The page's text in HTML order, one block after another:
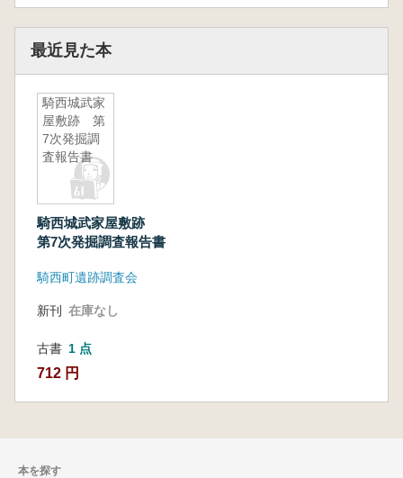
最近見た本
騎西城武家
屋敷跡 第
7次発掘調
査報告書
騎西城武家屋敷跡
第7次発掘調査報告書
騎西町遺跡調査会
新刊 在庫なし
古書 1 点
712 円
本を探す